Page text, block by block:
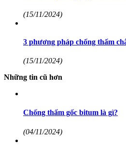
(15/11/2024)
3 phương pháp chống thấm
(15/11/2024)
Những tin cũ hơn
Chống thấm gốc bitum là gì?
(04/11/2024)